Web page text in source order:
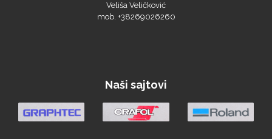
Veliša Veličković
mob. +38269026260
Naši sajtovi